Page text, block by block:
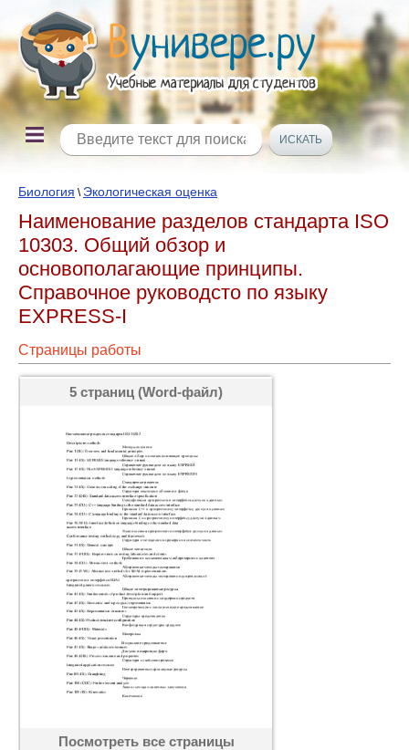
Биология \ Экологическая оценка
Наименование разделов стандарта ISO
10303. Общий обзор и
основополагающие принципы.
Справочное руководсто по языку
EXPRESS-I
Страницы работы
5 страниц (Word-файл)
Посмотреть все страницы